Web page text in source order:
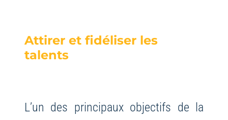
Attirer et fidéliser les
talents
L’un des principaux objectifs de la